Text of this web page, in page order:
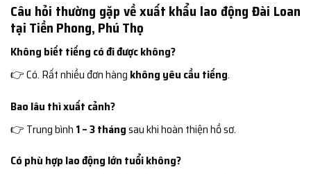
Câu hỏi thường gặp về xuất khẩu lao động Đài Loan
tại Tiền Phong, Phú Thọ
Không biết tiếng có đi được không?
👉 Có. Rất nhiều đơn hàng không yêu cầu tiếng.
Bao lâu thì xuất cảnh?
👉 Trung bình 1 – 3 thángsau khi hoàn thiện hồ sơ.
Có phù hợp lao động lớn tuổi không?